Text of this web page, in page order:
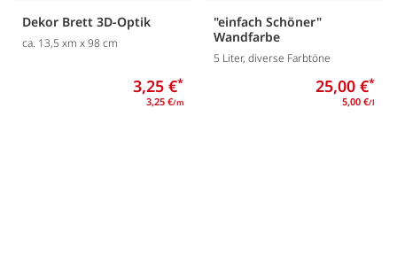
Dekor Brett 3D-Optik
ca. 13,5 xm x 98 cm
3,25 €*
3,25 €/m
"einfach Schöner"
Wandfarbe
5 Liter, diverse Farbtöne
25,00 €*
5,00 €/l